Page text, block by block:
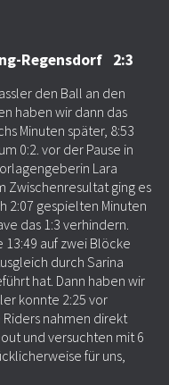
Regensdorf 2:3
den Ball an den
haben wir dann das
Minuten später, 8:53
0:2. vor der Pause in
Lara
Zwischenresultat ging es
2:07 gespielten Minuten
das 1:3 verhindern.
13:49 auf zwei Blöcke
durch Sarina
hat. Dann haben wir
konnte 2:25 vor
Riders nahmen direkt
und versuchten mit 6
für uns,